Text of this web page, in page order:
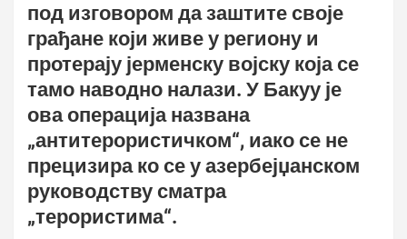
под изговором да заштите своје
грађане који живе у региону и
протерају јерменску војску која се
тамо наводно налази. У Бакуу је
ова операција названа
„антитерористичком“, иако се не
прецизира ко се у азербејџанском
руководству сматра
„терористима“.